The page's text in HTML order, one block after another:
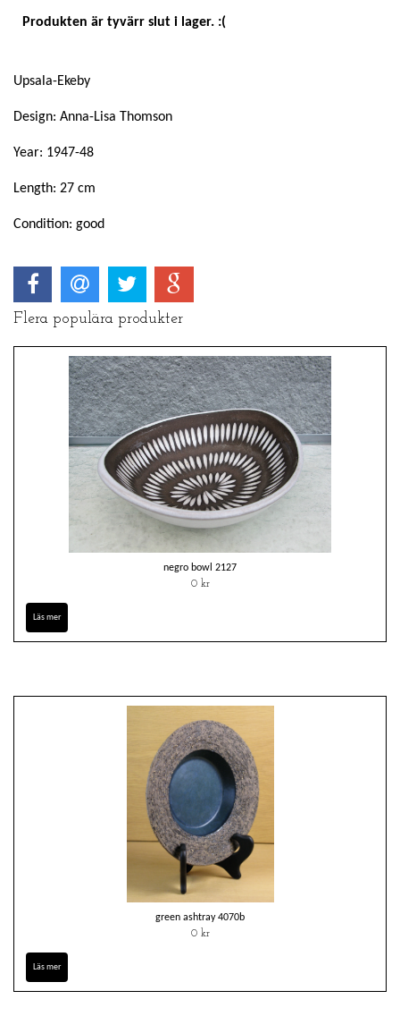
Produkten är tyvärr slut i lager. :(
Upsala-Ekeby
Design: Anna-Lisa Thomson
Year: 1947-48
Length: 27 cm
Condition: good
Flera populära produkter
negro bowl 2127
0 kr
Läs mer
green ashtray 4070b
0 kr
Läs mer